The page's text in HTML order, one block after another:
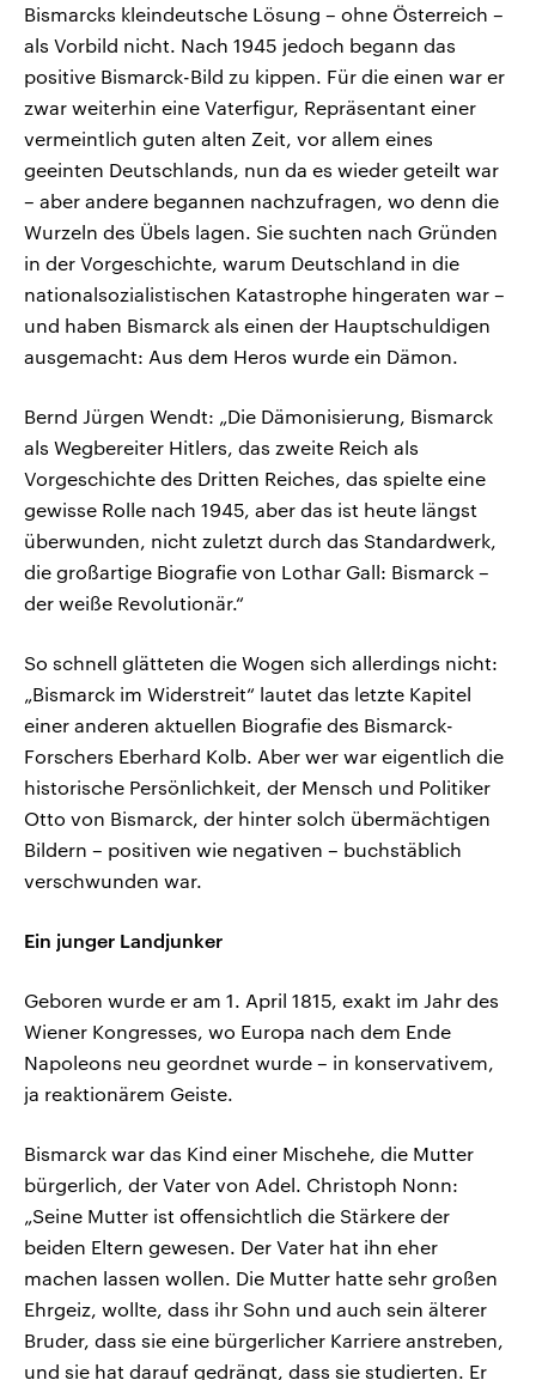
Bismarcks kleindeutsche Lösung – ohne Österreich –
als Vorbild nicht. Nach 1945 jedoch begann das
positive Bismarck-Bild zu kippen. Für die einen war er
zwar weiterhin eine Vaterfigur, Repräsentant einer
vermeintlich guten alten Zeit, vor allem eines
geeinten Deutschlands, nun da es wieder geteilt war
– aber andere begannen nachzufragen, wo denn die
Wurzeln des Übels lagen. Sie suchten nach Gründen
in der Vorgeschichte, warum Deutschland in die
nationalsozialistischen Katastrophe hingeraten war –
und haben Bismarck als einen der Hauptschuldigen
ausgemacht: Aus dem Heros wurde ein Dämon.
Bernd Jürgen Wendt: „Die Dämonisierung, Bismarck
als Wegbereiter Hitlers, das zweite Reich als
Vorgeschichte des Dritten Reiches, das spielte eine
gewisse Rolle nach 1945, aber das ist heute längst
überwunden, nicht zuletzt durch das Standardwerk,
die großartige Biografie von Lothar Gall: Bismarck –
der weiße Revolutionär.“
So schnell glätteten die Wogen sich allerdings nicht:
„Bismarck im Widerstreit“ lautet das letzte Kapitel
einer anderen aktuellen Biografie des Bismarck-
Forschers Eberhard Kolb. Aber wer war eigentlich die
historische Persönlichkeit, der Mensch und Politiker
Otto von Bismarck, der hinter solch übermächtigen
Bildern – positiven wie negativen – buchstäblich
verschwunden war.
Ein junger Landjunker
Geboren wurde er am 1. April 1815, exakt im Jahr des
Wiener Kongresses, wo Europa nach dem Ende
Napoleons neu geordnet wurde – in konservativem,
ja reaktionärem Geiste.
Bismarck war das Kind einer Mischehe, die Mutter
bürgerlich, der Vater von Adel. Christoph Nonn:
„Seine Mutter ist offensichtlich die Stärkere der
beiden Eltern gewesen. Der Vater hat ihn eher
machen lassen wollen. Die Mutter hatte sehr großen
Ehrgeiz, wollte, dass ihr Sohn und auch sein älterer
Bruder, dass sie eine bürgerlicher Karriere anstreben,
und sie hat darauf gedrängt, dass sie studierten. Er